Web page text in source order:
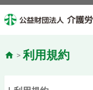
> 利用規約